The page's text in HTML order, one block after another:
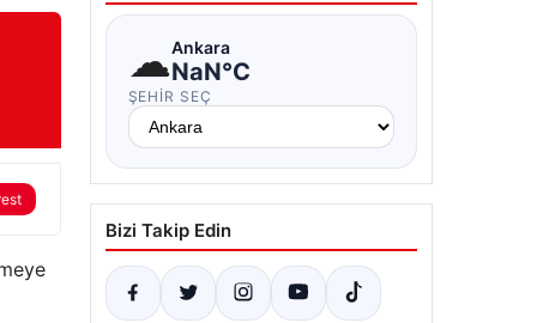
☁Ankara
NaN°C
ŞEHIR SEÇ
Bizi Takip Edin